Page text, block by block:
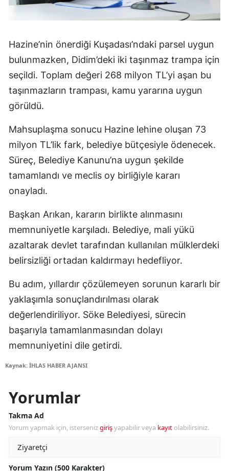
Hazine’nin önerdiği Kuşadası’ndaki parsel uygun
bulunmazken, Didim’deki iki taşınmaz trampa için
seçildi. Toplam değeri 268 milyon TL’yi aşan bu
taşınmazların trampası, kamu yararına uygun
görüldü.
Mahsuplaşma sonucu Hazine lehine oluşan 73
milyon TL’lik fark, belediye bütçesiyle ödenecek.
Süreç, Belediye Kanunu’na uygun şekilde
tamamlandı ve meclis oy birliğiyle kararı
onayladı.
Başkan Arıkan, kararın birlikte alınmasını
memnuniyetle karşıladı. Belediye, mali yükü
azaltarak devlet tarafından kullanılan mülklerdeki
belirsizliği ortadan kaldırmayı hedefliyor.
Bu adım, yıllardır çözülemeyen sorunun kararlı bir
yaklaşımla sonuçlandırılması olarak
değerlendiriliyor. Söke Belediyesi, sürecin
başarıyla tamamlanmasından dolayı
memnuniyetini dile getirdi.
Kaynak: İHLAS HABER AJANSI
Yorumlar
Takma Ad
Yorum yapmak için, istersenizgirişyapabilir veya kayıt olabilirsiniz.
Yorum Yazın (500 Karakter)